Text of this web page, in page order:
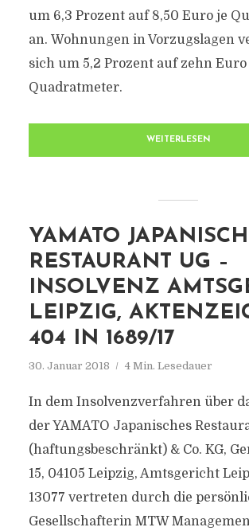
um 6,3 Prozent auf 8,50 Euro je
an. Wohnungen in Vorzugslagen
sich um 5,2 Prozent auf zehn Euro
Quadratmeter.
WEITERLESEN
YAMATO
RESTAURANT UG –
INSOLVENZ
LEIPZIG,
404 IN 1689/17
30. Januar 2018 4 Min. Lesedauer
In dem Insolvenzverfahren über
der YAMATO Japanisches
(haftungsbeschränkt) & Co. KG,
15, 04105 Leipzig, Amtsgericht
13077 vertreten durch die
Gesellschafterin MTW